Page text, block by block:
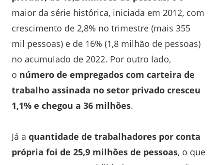
maior da série histórica, iniciada em 2012, com
crescimento de 2,8% no trimestre (mais 355
mil pessoas) e de 16% (1,8 milhão de pessoas)
no acumulado de 2022. Por outro lado,
o número de empregados com carteira de
trabalho assinada no setor privado cresceu
1,1% e chegou a 36 milhões.
Já a quantidade de trabalhadores por conta
própria foi de 25,9 milhões de pessoas, o que